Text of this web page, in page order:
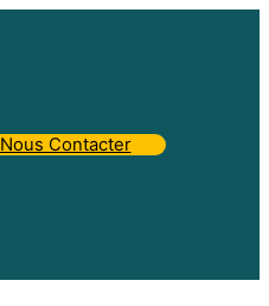
Nous Contacter